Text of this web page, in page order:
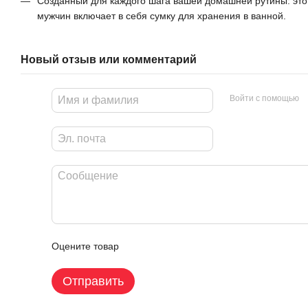
мужчин включает в себя сумку для хранения в ванной.
Новый отзыв или комментарий
Войти с помощью
Оцените товар
Отправить